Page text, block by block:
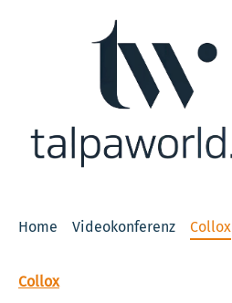
Hauptinhalt springen
Zur Suche springen
Zur Hauptnavigation springen
Home Videokonferenz Collox
Collox